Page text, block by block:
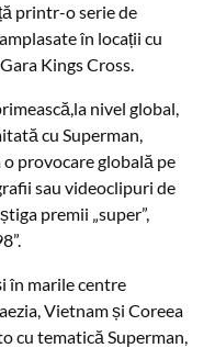
printr-o serie de
în locații cu
Kings Cross.
nivel global,
cu Superman,
provocare globală pe
sau videoclipuri de
premii „super”,
în marile centre
Vietnam și Coreea
cu tematică Superman,